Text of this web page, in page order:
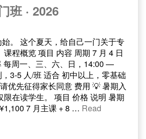
班 · 2026
。 这个夏天，给自己一门关于专
程概览 项目 内容 周期 7 月 4 日
周一、三、六、日，14:00 —
3-5 人/班 适合 初中以上，零基础
优先征得家长同意 费用 💡 暑期入
限在读学生。 项目 价格 说明 暑期
7 月主课 + 8 … Read